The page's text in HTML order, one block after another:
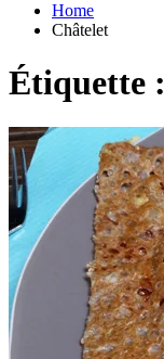
Home
Châtelet
Étiquette :